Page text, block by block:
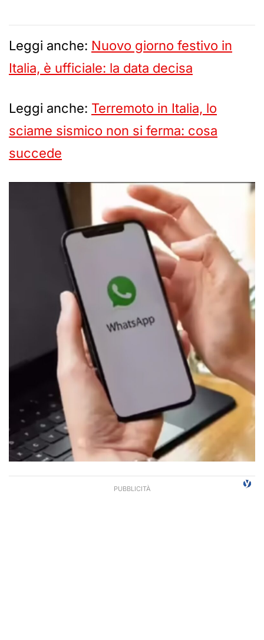
Leggi anche: Nuovo giorno festivo in
Italia, è ufficiale: la data decisa
Leggi anche: Terremoto in Italia, lo
sciame sismico non si ferma: cosa
succede